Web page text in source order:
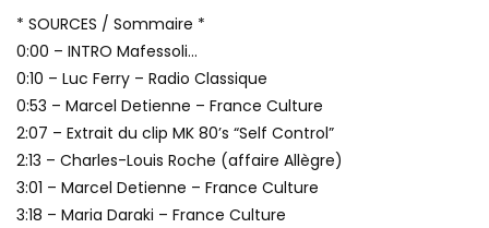
* SOURCES / Sommaire *
0:00 – INTRO Mafessoli…
0:10 – Luc Ferry – Radio Classique
0:53 – Marcel Detienne – France Culture
2:07 – Extrait du clip MK 80’s “Self Control”
2:13 – Charles-Louis Roche (affaire Allègre)
3:01 – Marcel Detienne – France Culture
3:18 – Maria Daraki – France Culture